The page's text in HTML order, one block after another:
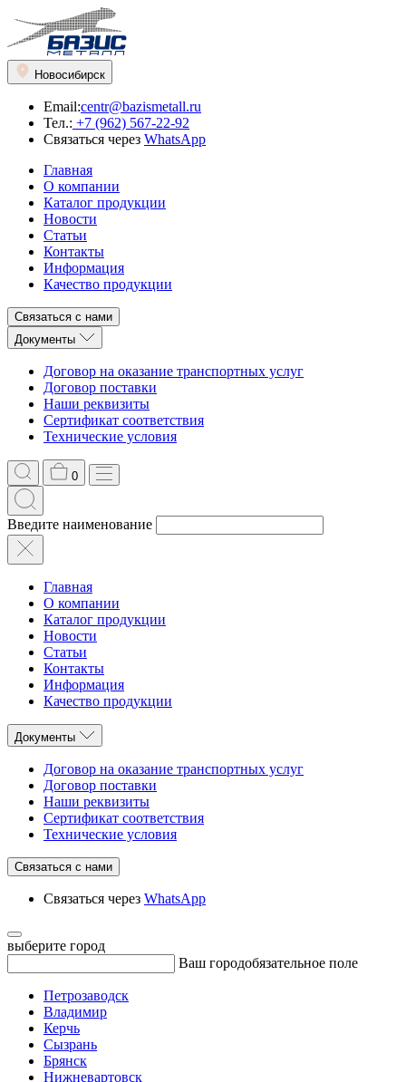
Новосибирск
Email:centr@bazismetall.ru
Тел.: +7 (962) 567-22-92
Связаться через WhatsApp
Главная
О компании
Каталог продукции
Новости
Статьи
Контакты
Информация
Качество продукции
Связаться с нами
Документы
Договор на оказание транспортных услуг
Договор поставки
Наши реквизиты
Сертификат соответствия
Технические условия
0
Введите наименование
Главная
О компании
Каталог продукции
Новости
Статьи
Контакты
Информация
Качество продукции
Документы
Договор на оказание транспортных услуг
Договор поставки
Наши реквизиты
Сертификат соответствия
Технические условия
Связаться с нами
Связаться через WhatsApp
выберите город
Ваш городобязательное поле
Петрозаводск
Владимир
Керчь
Сызрань
Брянск
Нижневартовск